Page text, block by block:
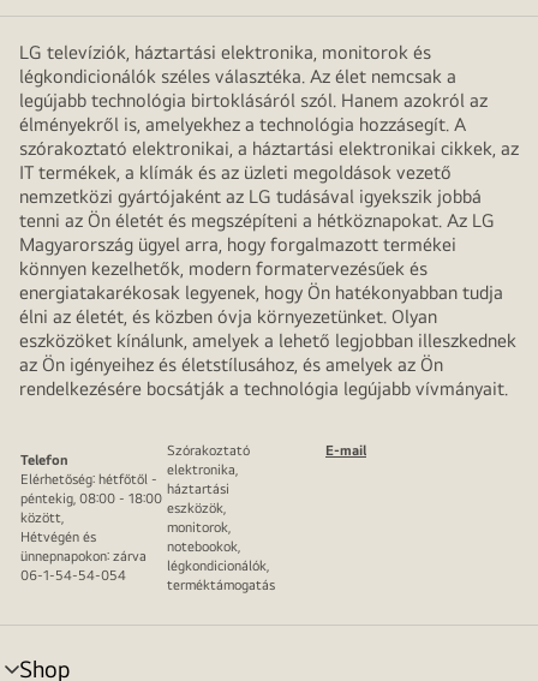
LG televíziók, háztartási elektronika, monitorok és
légkondicionálók széles választéka. Az élet nemcsak a
legújabb technológia birtoklásáról szól. Hanem azokról az
élményekről is, amelyekhez a technológia hozzásegít. A
szórakoztató elektronikai, a háztartási elektronikai cikkek, az
IT termékek, a klímák és az üzleti megoldások vezető
nemzetközi gyártójaként az LG tudásával igyekszik jobbá
tenni az Ön életét és megszépíteni a hétköznapokat. Az LG
Magyarország ügyel arra, hogy forgalmazott termékei
könnyen kezelhetők, modern formatervezésűek és
energiatakarékosak legyenek, hogy Ön hatékonyabban tudja
élni az életét, és közben óvja környezetünket. Olyan
eszközöket kínálunk, amelyek a lehető legjobban illeszkednek
az Ön igényeihez és életstílusához, és amelyek az Ön
rendelkezésére bocsátják a technológia legújabb vívmányait.
Telefon
Elérhetőség: hétfőtől -
péntekig, 08:00 - 18:00
között,
Hétvégén és
ünnepnapokon: zárva
06-1-54-54-054
Szórakoztató
elektronika,
háztartási
eszközök,
monitorok,
notebookok,
légkondicionálók,
terméktámogatás
E-mail
Shop